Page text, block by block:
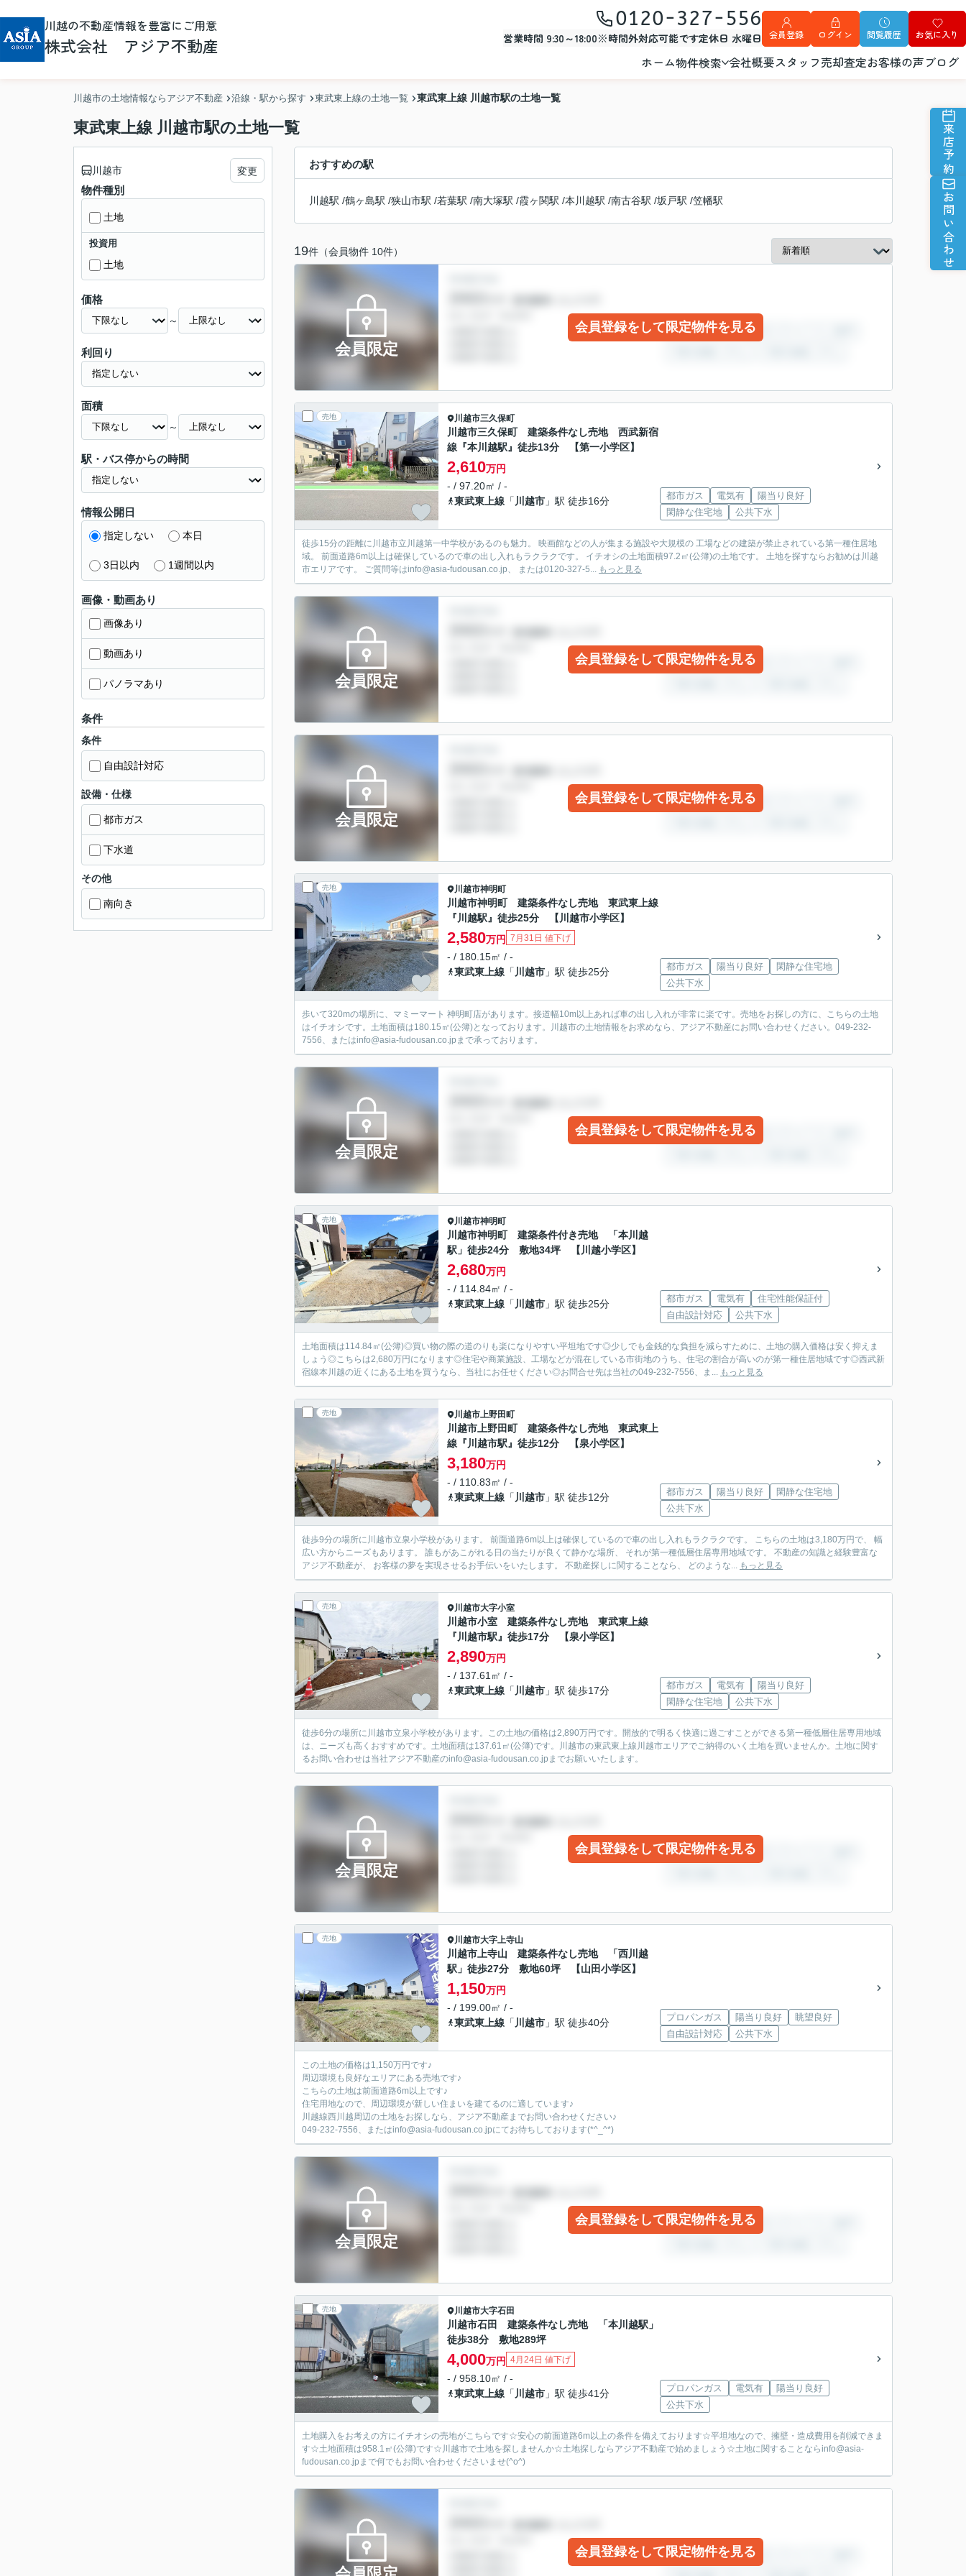
川越の不動産情報を豊富にご用意
株式会社 アジア不動産
0120-327-556
営業時間 9:30～18:00※時間外対応可能です定休日 水曜日 会員登録 ログイン 閲覧履歴 お気に入り
ホーム物件検索 会社概要スタッフ売却査定お客様の声ブログ
来店予約
お問い合わせ
川越市の土地情報ならアジア不動産 沿線・駅から探す 東武東上線の土地一覧 東武東上線 川越市駅の土地一覧
東武東上線 川越市駅の土地一覧
おすすめの駅
川越駅 /鶴ヶ島駅 /狭山市駅 /若葉駅 /南大塚駅 /霞ヶ関駅 /本川越駅 /南古谷駅 /坂戸駅 /笠幡駅
19件（会員物件 10件）
会員限定
会員登録をして限定物件を見る
売地 川越市三久保町
川越市三久保町 建築条件なし売地 西武新宿
線『本川越駅』徒歩13分 【第一小学区】
2,610万円
- / 97.20㎡ / -
東武東上線 「 川越市 」駅 徒歩16分 都市ガス 電気有
陽当り良好
閑静な住宅地
公共下水
徒歩15分の距離に川越市立川越第一中学校があるのも魅力。 映画館などの人が集まる施設や大規模の 工場などの建築が禁止されている第一種住居地
域。 前面道路6m以上は確保しているので車の出し入れもラクラクです。 イチオシの土地面積97.2㎡(公簿)の土地です。 土地を探すならお勧めは川越
市エリアです。 ご質問等はinfo@asia-fudousan.co.jp、 または0120-327-5... もっと見る
会員限定
会員登録をして限定物件を見る
会員限定
会員登録をして限定物件を見る
売地 川越市神明町
川越市神明町 建築条件なし売地 東武東上線
『川越駅』徒歩25分 【川越市小学区】
2,580万円 7月31日 値下げ
- / 180.15㎡ / -
東武東上線 「 川越市 」駅 徒歩25分 都市ガス 陽当り良好
閑静な住宅地
公共下水
歩いて320mの場所に、マミーマート 神明町店があります。接道幅10m以上あれば車の出し入れが非常に楽です。売地をお探しの方に、こちらの土地
はイチオシです。土地面積は180.15㎡(公簿)となっております。川越市の土地情報をお求めなら、アジア不動産にお問い合わせください。049-232-
7556、またはinfo@asia-fudousan.co.jpまで承っております。
会員限定
会員登録をして限定物件を見る
売地 川越市神明町
川越市神明町 建築条件付き売地 「本川越
駅」徒歩24分 敷地34坪 【川越小学区】
2,680万円
- / 114.84㎡ / -
東武東上線 「 川越市 」駅 徒歩25分 都市ガス 電気有
住宅性能保証付
自由設計対応
公共下水
土地面積は114.84㎡(公簿)◎買い物の際の道のりも楽になりやすい平坦地です◎少しでも金銭的な負担を減らすために、土地の購入価格は安く抑えま
しょう◎こちらは2,680万円になります◎住宅や商業施設、工場などが混在している市街地のうち、住宅の割合が高いのが第一種住居地域です◎西武新
宿線本川越の近くにある土地を買うなら、当社にお任せください◎お問合せ先は当社の049-232-7556、ま... もっと見る
売地 川越市上野田町
川越市上野田町 建築条件なし売地 東武東上
線『川越市駅』徒歩12分 【泉小学区】
3,180万円
- / 110.83㎡ / -
東武東上線 「 川越市 」駅 徒歩12分 都市ガス 陽当り良好
閑静な住宅地
公共下水
徒歩9分の場所に川越市立泉小学校があります。 前面道路6m以上は確保しているので車の出し入れもラクラクです。 こちらの土地は3,180万円で、 幅
広い方からニーズもあります。 誰もがあこがれる日の当たりが良くて静かな場所、 それが第一種低層住居専用地域です。 不動産の知識と経験豊富な
アジア不動産が、 お客様の夢を実現させるお手伝いをいたします。 不動産探しに関することなら、 どのような... もっと見る
売地 川越市大字小室
川越市小室 建築条件なし売地 東武東上線
『川越市駅』徒歩17分 【泉小学区】
2,890万円
- / 137.61㎡ / -
東武東上線 「 川越市 」駅 徒歩17分 都市ガス 電気有
陽当り良好
閑静な住宅地
公共下水
徒歩6分の場所に川越市立泉小学校があります。この土地の価格は2,890万円です。開放的で明るく快適に過ごすことができる第一種低層住居専用地域
は、ニーズも高くおすすめです。土地面積は137.61㎡(公簿)です。川越市の東武東上線川越市エリアでご納得のいく土地を買いませんか。土地に関す
るお問い合わせは当社アジア不動産のinfo@asia-fudousan.co.jpまでお願いいたします。
会員限定
会員登録をして限定物件を見る
売地 川越市大字上寺山
川越市上寺山 建築条件なし売地 「西川越
駅」徒歩27分 敷地60坪 【山田小学区】
1,150万円
- / 199.00㎡ / -
東武東上線 「 川越市 」駅 徒歩40分 プロパンガス 陽当り良好
眺望良好
自由設計対応
公共下水
この土地の価格は1,150万円です♪
周辺環境も良好なエリアにある売地です♪
こちらの土地は前面道路6m以上です♪
住宅用地なので、周辺環境が新しい住まいを建てるのに適しています♪
川越線西川越周辺の土地をお探しなら、アジア不動産までお問い合わせください♪
049-232-7556、またはinfo@asia-fudousan.co.jpにてお待ちしております(*^_^*)
会員限定
会員登録をして限定物件を見る
売地 川越市大字石田
川越市石田 建築条件なし売地 「本川越駅」
徒歩38分 敷地289坪
4,000万円 4月24日 値下げ
- / 958.10㎡ / -
東武東上線 「 川越市 」駅 徒歩41分 プロパンガス 電気有
陽当り良好
公共下水
土地購入をお考えの方にイチオシの売地がこちらです☆安心の前面道路6m以上の条件を備えております☆平坦地なので、擁壁・造成費用を削減できま
す☆土地面積は958.1㎡(公簿)です☆川越市で土地を探しませんか☆土地探しならアジア不動産で始めましょう☆土地に関することならinfo@asia-
fudousan.co.jpまで何でもお問い合わせくださいませ(^o^)
会員登録をして限定物件を見る
川越市 変更
物件種別
土地
投資用
土地
価格
～
利回り
面積
～
駅・バス停からの時間
情報公開日
指定しない 本日
3日以内 1週間以内
画像・動画あり
画像あり
動画あり
パノラマあり
条件
条件
自由設計対応
設備・仕様
都市ガス
下水道
その他
南向き